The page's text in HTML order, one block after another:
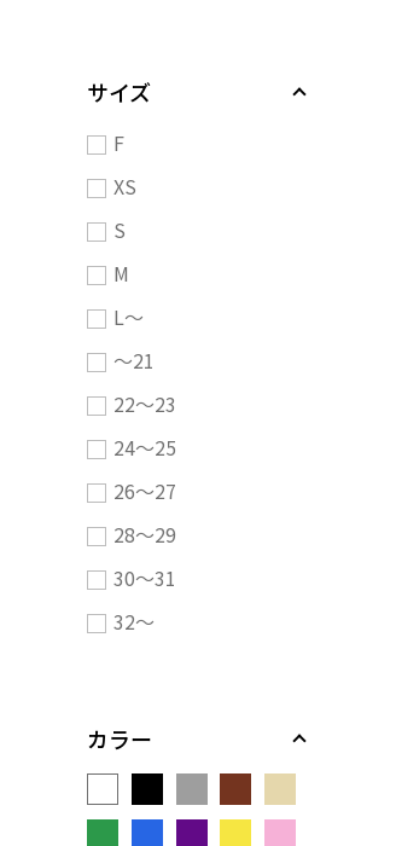
サイズ
F
XS
S
M
L～
～21
22～23
24～25
26～27
28～29
30～31
32～
カラー